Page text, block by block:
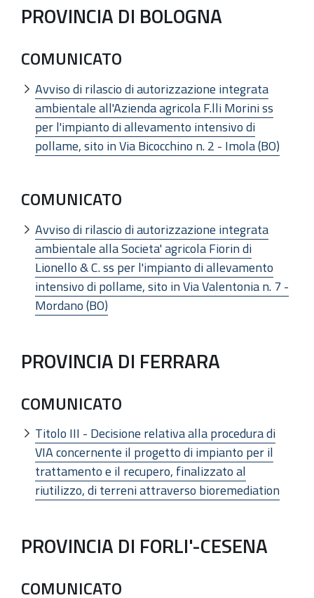
PROVINCIA DI BOLOGNA
COMUNICATO
Avviso di rilascio di autorizzazione integrata
ambientale all'Azienda agricola F.lli Morini ss
per l'impianto di allevamento intensivo di
pollame, sito in Via Bicocchino n. 2 - Imola (BO)
COMUNICATO
Avviso di rilascio di autorizzazione integrata
ambientale alla Societa' agricola Fiorin di
Lionello & C. ss per l'impianto di allevamento
intensivo di pollame, sito in Via Valentonia n. 7 -
Mordano (BO)
PROVINCIA DI FERRARA
COMUNICATO
Titolo III - Decisione relativa alla procedura di
VIA concernente il progetto di impianto per il
trattamento e il recupero, finalizzato al
riutilizzo, di terreni attraverso bioremediation
PROVINCIA DI FORLI'-CESENA
COMUNICATO